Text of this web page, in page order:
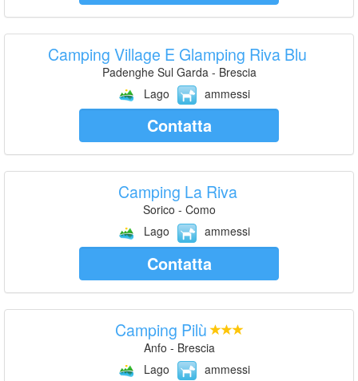
Camping Village E Glamping Riva Blu
Padenghe Sul Garda - Brescia
Lago
ammessi
Contatta
Camping La Riva
Sorico - Como
Lago
ammessi
Contatta
Camping Pilù
Anfo - Brescia
Lago
ammessi